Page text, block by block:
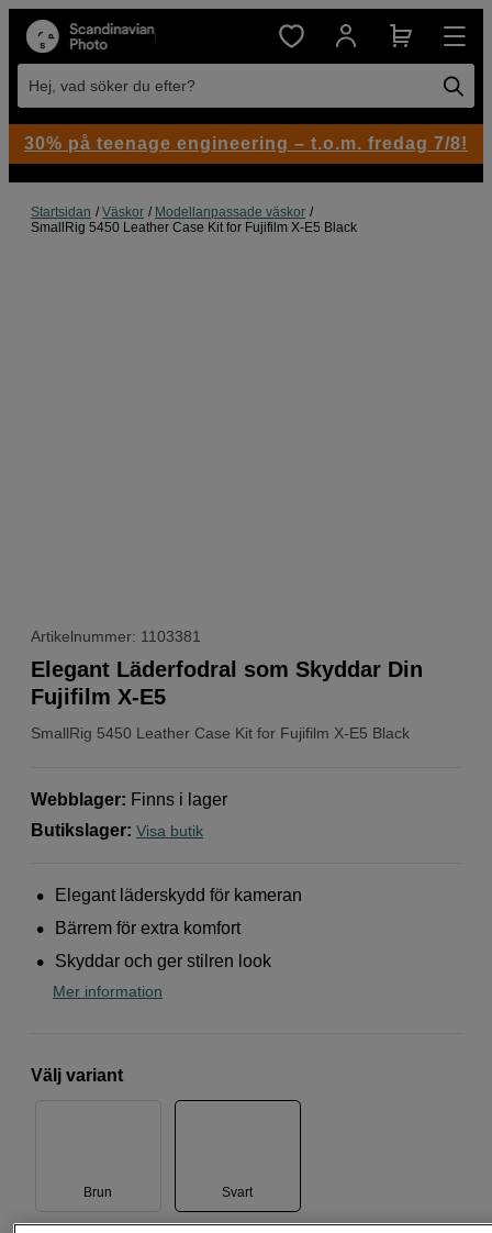
Hej, vad söker du efter?
Startsidan Väskor
Modellanpassade väskor
SmallRig 5450 Leather Case Kit for Fujifilm X-E5 Black
Artikelnummer: 1103381
SmallRig 5450 Leather Case Kit for Fujifilm X-E5 Black
Elegant Läderfodral som Skyddar Din
Fujifilm X-E5
Webblager: Finns i lager
Butikslager: Visa butik
Elegant läderskydd för kameran
Bärrem för extra komfort
Skyddar och ger stilren look
Mer information
Välj variant
Brun Svart
30% på teenage engineering – t.o.m. fredag 7/8!